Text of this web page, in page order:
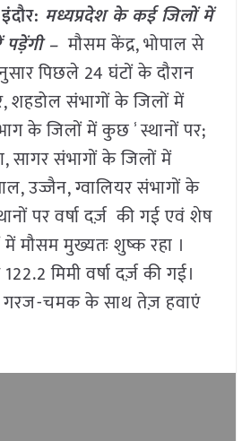
मध्यप्रदेश के कई जिलों में
पड़ेंगी – मौसम केंद्र, भोपाल से
पिछले 24 घंटों के दौरान
शहडोल संभागों के जिलों में
के जिलों में कुछ ̾ स्थानों पर;
सागर संभागों के जिलों में
उज्जैन, ग्वालियर संभागों के
पर वर्षा दर्ज़ की गई एवं शेष
मौसम मुख्यतः शुष्क रहा ।
मिमी वर्षा दर्ज़ की गई।
गरज-चमक के साथ तेज़ हवाएं